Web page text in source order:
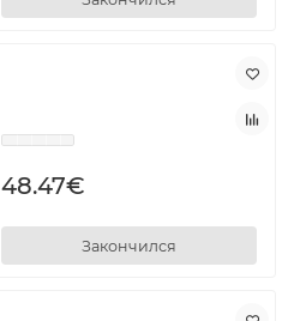
48.47€
Закончился